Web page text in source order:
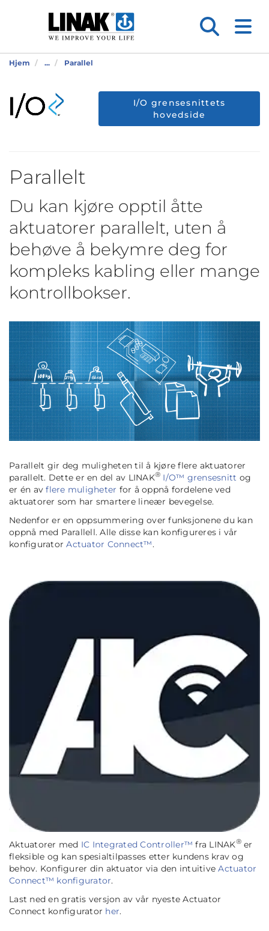
Hjem ... Parallel
I/O grensesnittets
hovedside
Parallelt
Du kan kjøre opptil åtte
aktuatorer parallelt, uten å
behøve å bekymre deg for
kompleks kabling eller mange
kontrollbokser.
Parallelt gir deg muligheten til å kjøre flere aktuatorer
parallelt. Dette er en del av LINAK® I/O™ grensesnitt og
er én avflere muligheter for å oppnå fordelene ved
aktuatorer som har smartere lineær bevegelse.
Nedenfor er en oppsummering over funksjonene du kan
oppnå med Parallell. Alle disse kan konfigureres i vår
konfiguratorActuator Connect™.
Aktuatorer med IC Integrated Controller™ fra LINAK®er
fleksible og kan spesialtilpasses etter kundens krav og
behov. Konfigurer din aktuator via den intuitiveActuator
Connect™ konfigurator.
Last ned en gratis versjon av vår nyeste Actuator
Connect konfigurator her.